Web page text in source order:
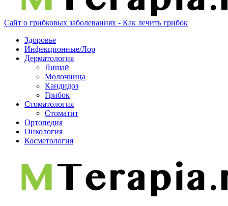
Сайт о грибковых заболеваниях - Как лечить грибок
Здоровье
Инфекционные/Лор
Дерматология
Лишай
Молочница
Кандидоз
Грибок
Стоматология
Стоматит
Ортопедия
Онкология
Косметология